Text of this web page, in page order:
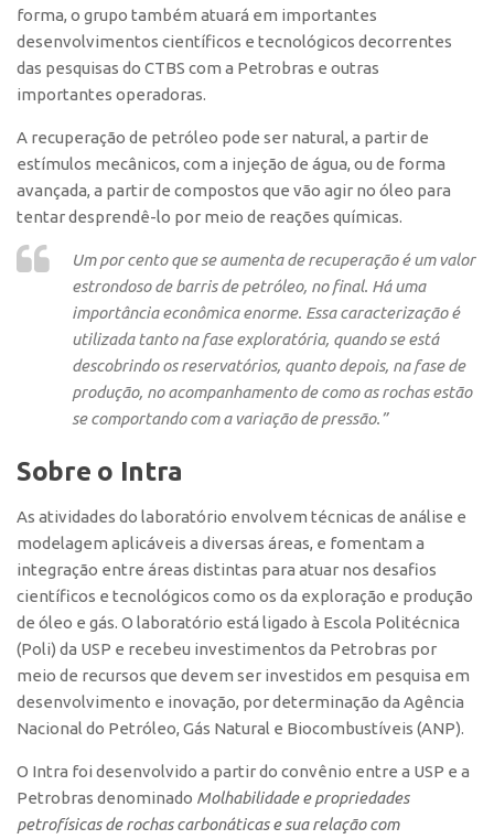
forma, o grupo também atuará em importantes
desenvolvimentos científicos e tecnológicos decorrentes
das pesquisas do CTBS com a Petrobras e outras
importantes operadoras.
A recuperação de petróleo pode ser natural, a partir de
estímulos mecânicos, com a injeção de água, ou de forma
avançada, a partir de compostos que vão agir no óleo para
tentar desprendê-lo por meio de reações químicas.
Um por cento que se aumenta de recuperação é um valor
estrondoso de barris de petróleo, no final. Há uma
importância econômica enorme. Essa caracterização é
utilizada tanto na fase exploratória, quando se está
descobrindo os reservatórios, quanto depois, na fase de
produção, no acompanhamento de como as rochas estão
se comportando com a variação de pressão.”
Sobre o Intra
As atividades do laboratório envolvem técnicas de análise e
modelagem aplicáveis a diversas áreas, e fomentam a
integração entre áreas distintas para atuar nos desafios
científicos e tecnológicos como os da exploração e produção
de óleo e gás. O laboratório está ligado à Escola Politécnica
(Poli) da USP e recebeu investimentos da Petrobras por
meio de recursos que devem ser investidos em pesquisa em
desenvolvimento e inovação, por determinação da Agência
Nacional do Petróleo, Gás Natural e Biocombustíveis (ANP).
O Intra foi desenvolvido a partir do convênio entre a USP e a
Petrobras denominado Molhabilidade e propriedades
petrofísicas de rochas carbonáticas e sua relação com